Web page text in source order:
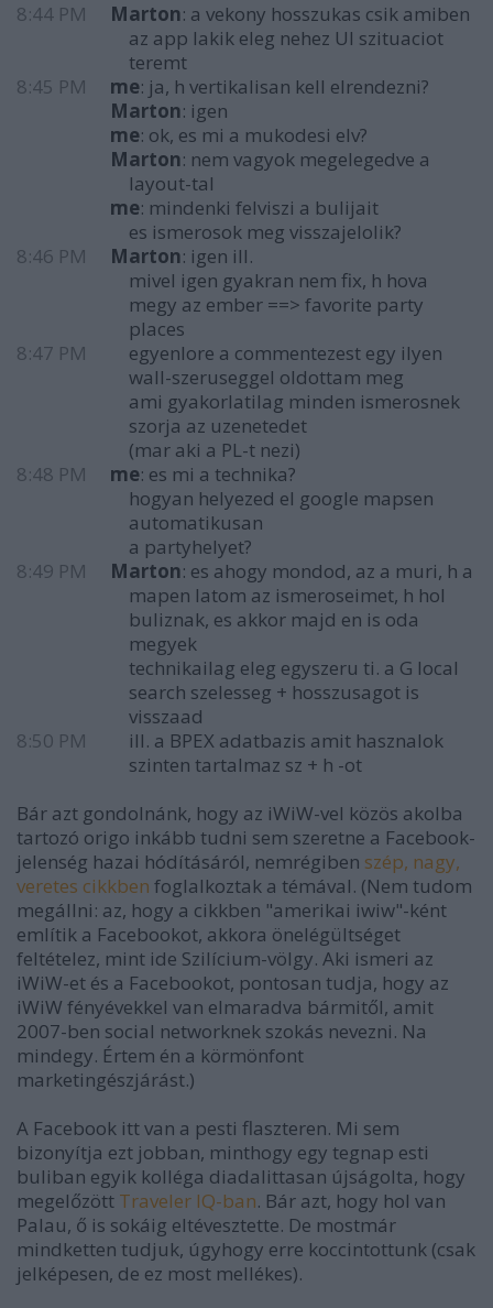
8:44 PM
Marton: a vekony hosszukas csik amiben
az app lakik eleg nehez UI szituaciot
teremt
8:45 PM
me: ja, h vertikalisan kell elrendezni?
Marton: igen
me: ok, es mi a mukodesi elv?
Marton: nem vagyok megelegedve a
layout-tal
me: mindenki felviszi a bulijait
es ismerosok meg visszajelolik?
8:46 PM
Marton: igen ill.
mivel igen gyakran nem fix, h hova
megy az ember ==> favorite party
places
8:47 PM
egyenlore a commentezest egy ilyen
wall-szeruseggel oldottam meg
ami gyakorlatilag minden ismerosnek
szorja az uzenetedet
(mar aki a PL-t nezi)
8:48 PM
me: es mi a technika?
hogyan helyezed el google mapsen
automatikusan
a partyhelyet?
8:49 PM
Marton: es ahogy mondod, az a muri, h a
mapen latom az ismeroseimet, h hol
buliznak, es akkor majd en is oda
megyek
technikailag eleg egyszeru ti. a G local
search szelesseg + hosszusagot is
visszaad
8:50 PM
ill. a BPEX adatbazis amit hasznalok
szinten tartalmaz sz + h -ot
Bár azt gondolnánk, hogy az iWiW-vel közös akolba
tartozó origo inkább tudni sem szeretne a Facebook-
jelenség hazai hódításáról, nemrégiben szép, nagy,
veretes cikkben foglalkoztak a témával. (Nem tudom
megállni: az, hogy a cikkben "amerikai iwiw"-ként
említik a Facebookot, akkora önelégültséget
feltételez, mint ide Szilícium-völgy. Aki ismeri az
iWiW-et és a Facebookot, pontosan tudja, hogy az
iWiW fényévekkel van elmaradva bármitől, amit
2007-ben social networknek szokás nevezni. Na
mindegy. Értem én a körmönfont
marketingészjárást.)
A Facebook itt van a pesti flaszteren. Mi sem
bizonyítja ezt jobban, minthogy egy tegnap esti
buliban egyik kolléga diadalittasan újságolta, hogy
megelőzött Traveler IQ-ban. Bár azt, hogy hol van
Palau, ő is sokáig eltévesztette. De mostmár
mindketten tudjuk, úgyhogy erre koccintottunk (csak
jelképesen, de ez most mellékes).